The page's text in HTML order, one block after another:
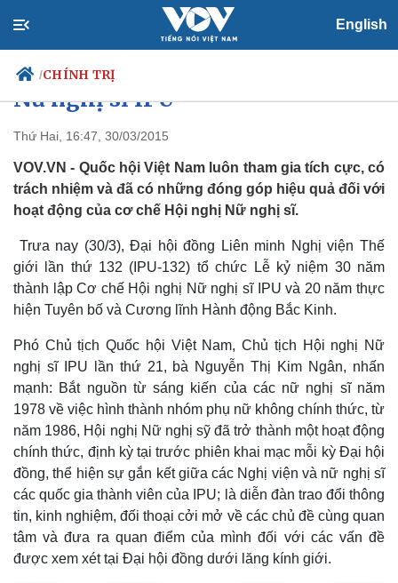
English
/CHÍNH TRỊ
Chính trị
Đảng
Tổ chức nhân sự
Nhận diện sự thật
Xã hội
Tin 24h
Dự báo thời tiết
Dấu ấn VOV
Việc làm
Biển đảo
Kỷ niệm 30 năm Cơ chế Hội nghị
Nữ nghị sĩ IPU
Thứ Hai, 16:47, 30/03/2015
VOV.VN - Quốc hội Việt Nam luôn tham gia tích cực, có
trách nhiệm và đã có những đóng góp hiệu quả đối với
hoạt động của cơ chế Hội nghị Nữ nghị sĩ.
Trưa nay (30/3), Đại hội đồng Liên minh Nghị viện Thế
giới lần thứ 132 (IPU-132) tổ chức Lễ kỷ niệm 30 năm
thành lập Cơ chế Hội nghị Nữ nghị sĩ IPU và 20 năm thực
hiện Tuyên bố và Cương lĩnh Hành động Bắc Kinh.
Phó Chủ tịch Quốc hội Việt Nam, Chủ tịch Hội nghị Nữ
nghị sĩ IPU lần thứ 21, bà Nguyễn Thị Kim Ngân, nhấn
mạnh: Bắt nguồn từ sáng kiến của các nữ nghị sĩ năm
1978 về việc hình thành nhóm phụ nữ không chính thức, từ
năm 1986, Hội nghị Nữ nghị sỹ đã trở thành một hoạt động
chính thức, định kỳ tại trước phiên khai mạc mỗi kỳ Đại hội
đồng, thể hiện sự gắn kết giữa các Nghị viện và nữ nghị sĩ
các quốc gia thành viên của IPU; là diễn đàn trao đổi thông
tin, kinh nghiệm, đối thoại cởi mở về các chủ đề cùng quan
tâm và đưa ra quan điểm của mình đối với các vấn đề
được xem xét tại Đại hội đồng dưới lăng kính giới.